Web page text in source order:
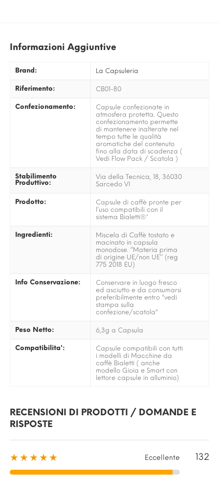
Informazioni Aggiuntive
Brand: La Capsuleria
Riferimento: CB01-80
Confezionamento:
Capsule confezionate in
atmosfera protetta. Questo
confezionamento permette
di mantenere inalterate nel
tempo tutte le qualità
aromatiche del contenuto
fino alla data di scadenza (
Vedi Flow Pack / Scatola )
Stabilimento
Produttivo:
Via della Tecnica, 18, 36030
Sarcedo VI
Prodotto:
Capsule di caffè pronte per
l’uso compatibili con il
sistema Bialetti®*
Ingredienti:
Miscela di Caffè tostato e
macinato in capsula
monodose. ‘’Materia prima
di origine UE/non UE’’ (reg
775 2018 EU)
Info Conservazione:
Conservare in luogo fresco
ed asciutto e da consumarsi
preferibilmente entro "vedi
stampa sulla
confezione/scatola"
Peso Netto: 6,3g a Capsula
Compatibilita':
Capsule compatibili con tutti
i modelli di Macchine da
caffè Bialetti ( anche
modello Gioia e Smart con
lettore capsule in alluminio)
RECENSIONI DI PRODOTTI / DOMANDE E
RISPOSTE
★★★★★ Eccellente 132